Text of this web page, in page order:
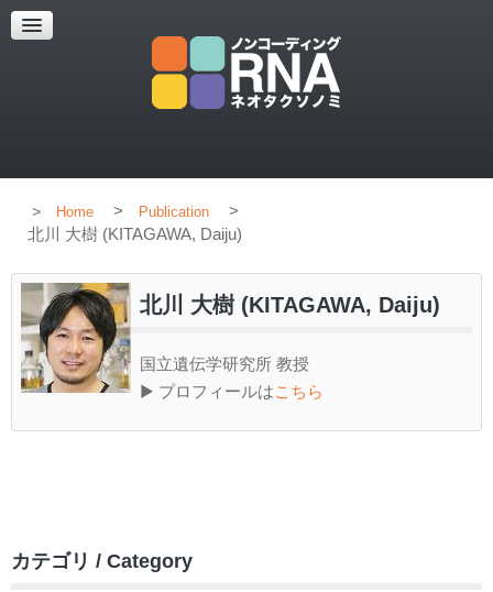
CONCEPT
Home > Publication
>
北川 大樹 (KITAGAWA, Daiju)
北川 大樹 (KITAGAWA, Daiju)
国立遺伝学研究所 教授
▶ プロフィールはこちら
カテゴリ / Category